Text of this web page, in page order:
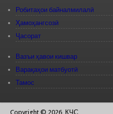
Робитаҳои байналмилалӣ
Ҳамоҳангсозӣ
Ҷасорат
Вазъи ҳавои кишвар
Варақаҳои матбуотӣ
Тамос
Copyright © 2026, КЧС